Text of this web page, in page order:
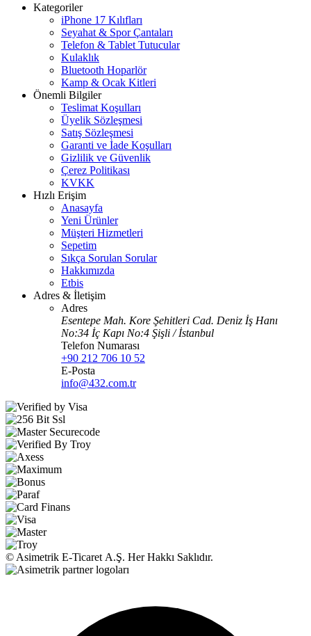
Kategoriler
iPhone 17 Kılıfları
Seyahat & Spor Çantaları
Telefon & Tablet Tutucular
Kulaklık
Bluetooth Hoparlör
Kamp & Ocak Kitleri
Önemli Bilgiler
Teslimat Koşulları
Üyelik Sözleşmesi
Satış Sözleşmesi
Garanti ve İade Koşulları
Gizlilik ve Güvenlik
Çerez Politikası
KVKK
Hızlı Erişim
Anasayfa
Yeni Ürünler
Müşteri Hizmetleri
Sepetim
Sıkça Sorulan Sorular
Hakkımızda
Etbis
Adres & İletişim
Adres
Esentepe Mah. Kore Şehitleri Cad. Deniz İş Hanı
No:34 İç Kapı No:4 Şişli / İstanbul
Telefon Numarası
+90 212 706 10 52
E-Posta
info@432.com.tr
© Asimetrik E‑Ticaret A.Ş. Her Hakkı Saklıdır.